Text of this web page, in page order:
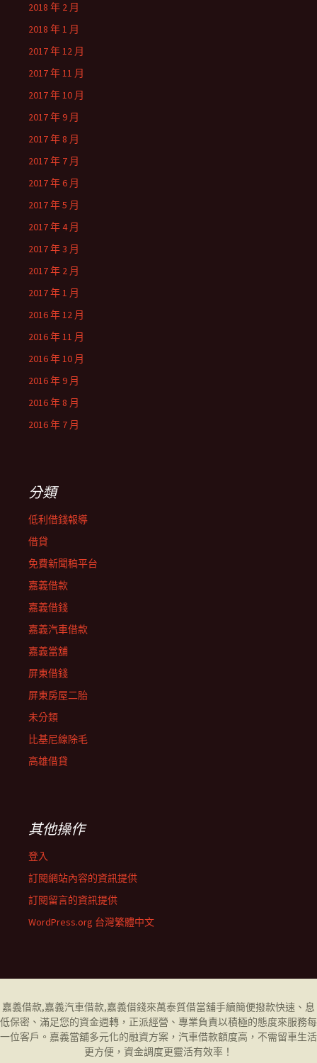
2018 年 2 月
2018 年 1 月
2017 年 12 月
2017 年 11 月
2017 年 10 月
2017 年 9 月
2017 年 8 月
2017 年 7 月
2017 年 6 月
2017 年 5 月
2017 年 4 月
2017 年 3 月
2017 年 2 月
2017 年 1 月
2016 年 12 月
2016 年 11 月
2016 年 10 月
2016 年 9 月
2016 年 8 月
2016 年 7 月
分類
低利借錢報導
借貸
免費新聞稿平台
嘉義借款
嘉義借錢
嘉義汽車借款
嘉義當舖
屏東借錢
屏東房屋二胎
未分類
比基尼線除毛
高雄借貸
其他操作
登入
訂閱網站內容的資訊提供
訂閱留言的資訊提供
WordPress.org 台灣繁體中文
嘉義借款,嘉義汽車借款,嘉義借錢來萬泰質借當舖手續簡便撥款快速、息
低保密、滿足您的資金週轉，正派經營、專業負責以積極的態度來服務每
一位客戶。 嘉義當舖多元化的融資方案，汽車借款額度高，不需留車生活
更方便，資金調度更靈活有效率！